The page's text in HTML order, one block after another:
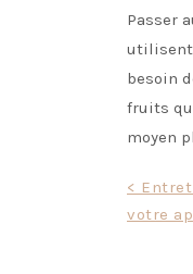
Passer
utilisent
besoin
fruits
moyen
Post
<
votre